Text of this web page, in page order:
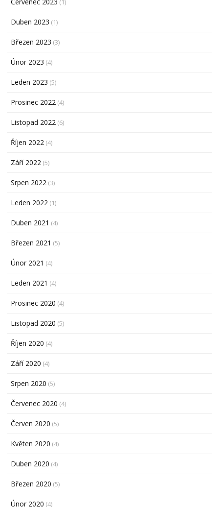
Duben 2023 (1)
Březen 2023 (3)
Únor 2023 (4)
Leden 2023 (5)
Prosinec 2022 (4)
Listopad 2022 (6)
Říjen 2022 (4)
Září 2022 (5)
Srpen 2022 (3)
Leden 2022 (1)
Duben 2021 (4)
Březen 2021 (5)
Únor 2021 (4)
Leden 2021 (4)
Prosinec 2020 (4)
Listopad 2020 (5)
Říjen 2020 (4)
Září 2020 (4)
Srpen 2020 (5)
Červenec 2020 (4)
Červen 2020 (5)
Květen 2020 (4)
Duben 2020 (4)
Březen 2020 (5)
Únor 2020 (4)